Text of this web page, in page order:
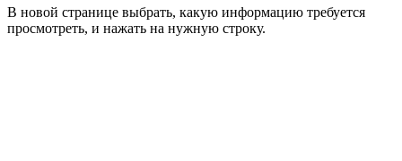
В новой странице выбрать, какую информацию требуется
просмотреть, и нажать на нужную строку.